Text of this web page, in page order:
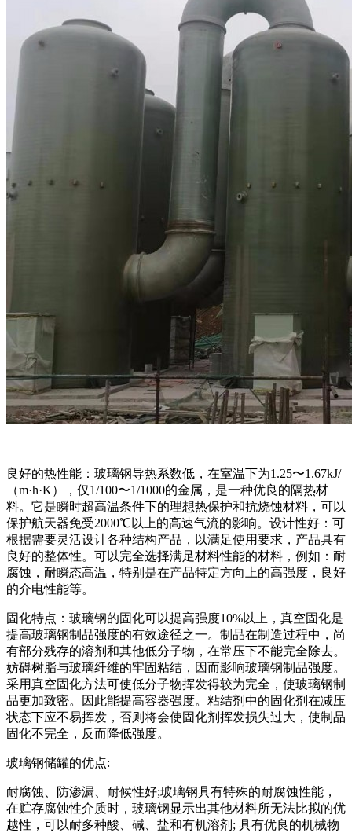
良好的热性能：玻璃钢导热系数低，在室温下为1.25〜1.67kJ/
（m·h·K），仅1/100〜1/1000的金属，是一种优良的隔热材
料。它是瞬时超高温条件下的理想热保护和抗烧蚀材料，可以
保护航天器免受2000℃以上的高速气流的影响。设计性好：可
根据需要灵活设计各种结构产品，以满足使用要求，产品具有
良好的整体性。可以完全选择满足材料性能的材料，例如：耐
腐蚀，耐瞬态高温，特别是在产品特定方向上的高强度，良好
的介电性能等。
固化特点：玻璃钢的固化可以提高强度10%以上，真空固化是
提高玻璃钢制品强度的有效途径之一。制品在制造过程中，尚
有部分残存的溶剂和其他低分子物，在常压下不能完全除去。
妨碍树脂与玻璃纤维的牢固粘结，因而影响玻璃钢制品强度。
采用真空固化方法可使低分子物挥发得较为完全，使玻璃钢制
品更加致密。因此能提高容器强度。粘结剂中的固化剂在减压
状态下应不易挥发，否则将会使固化剂挥发损失过大，使制品
固化不完全，反而降低强度。
玻璃钢储罐的优点:
耐腐蚀、防渗漏、耐候性好;玻璃钢具有特殊的耐腐蚀性能，
在贮存腐蚀性介质时，玻璃钢显示出其他材料所无法比拟的优
越性，可以耐多种酸、碱、盐和有机溶剂; 具有优良的机械物